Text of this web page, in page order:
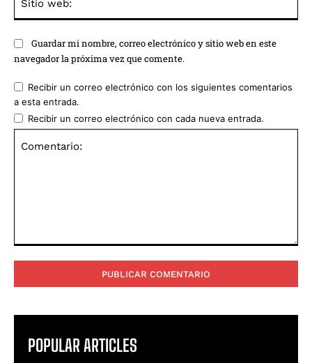
Guardar mi nombre, correo electrónico y sitio web en este
navegador la próxima vez que comente.
Recibir un correo electrónico con los siguientes comentarios
a esta entrada.
Recibir un correo electrónico con cada nueva entrada.
POPULAR ARTICLES